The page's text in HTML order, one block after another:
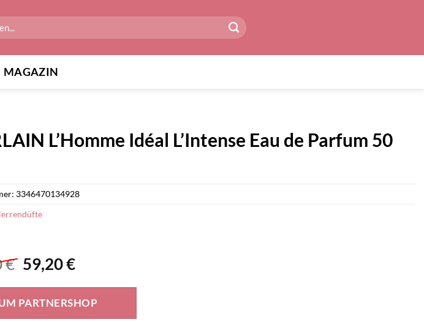
MAGAZIN
L’Homme Idéal L’Intense Eau de Parfum 50
€ Ursprünglicher
war:
100,00 €
59,20€Aktueller
ist:
59,20 €.
PARTNERSHOP
3346470134928